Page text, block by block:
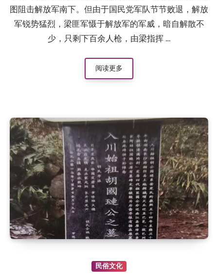
图阻击解放军南下。但由于国民党军队节节败退，解放
军锐势猛烈，梁匪军慑于解放军的军威，暗自解散不
少，只剩下百余人枪，由梁指挥 …
阅读更多
民俗文化